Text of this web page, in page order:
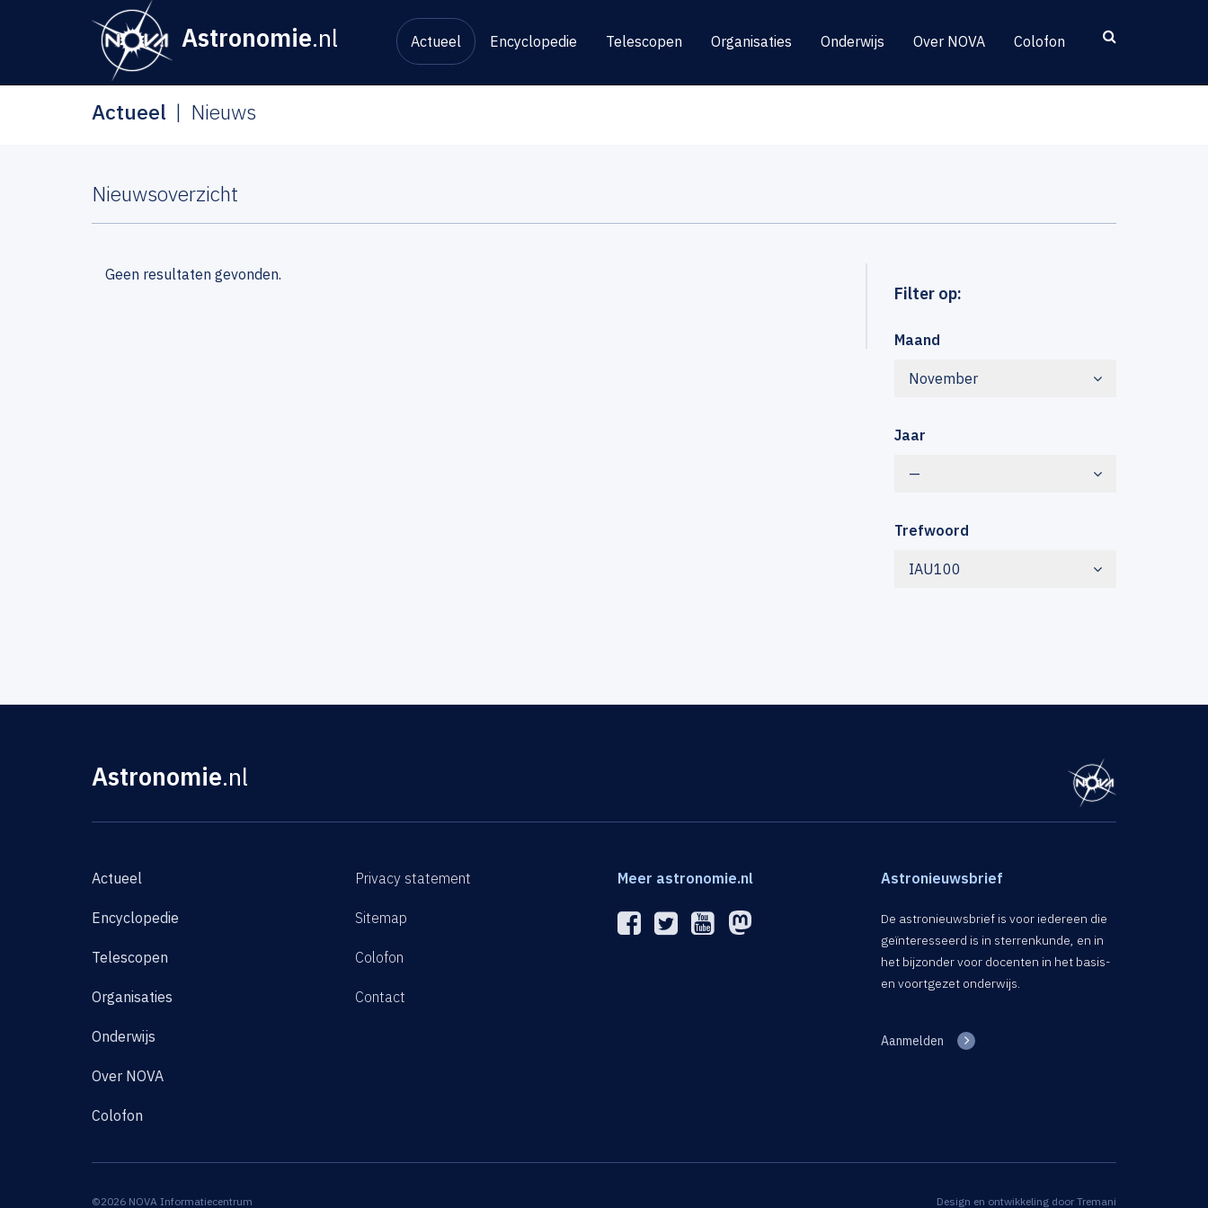
Astronomie.nl Actueel Encyclopedie Telescopen Organisaties Onderwijs Over NOVA Colofon
Actueel Nieuws
Nieuwsoverzicht
Filter op:
Maand
November
Jaar
—
Trefwoord
IAU100
Geen resultaten gevonden.
Astronomie.nl
Actueel
Encyclopedie
Telescopen
Organisaties
Onderwijs
Over NOVA
Colofon
Privacy statement
Sitemap
Colofon
Contact
Meer astronomie.nl Astronieuwsbrief
De astronieuwsbrief is voor iedereen die
geïnteresseerd is in sterrenkunde, en in
het bijzonder voor docenten in het basis-
en voortgezet onderwijs.
Aanmelden
©2026 NOVA Informatiecentrum Design en ontwikkeling door Tremani